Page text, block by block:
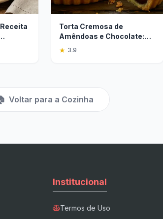
Torta Cremosa de
Amêndoas e Chocolate:
Sobremesa Perfeita
★ 3.9
Voltar para a Cozinha
Institucional
Termos de Uso